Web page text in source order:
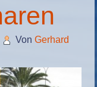
Von Gerhard